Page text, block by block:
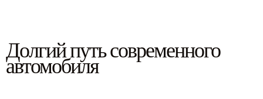
Долгий путь современного
автомобиля